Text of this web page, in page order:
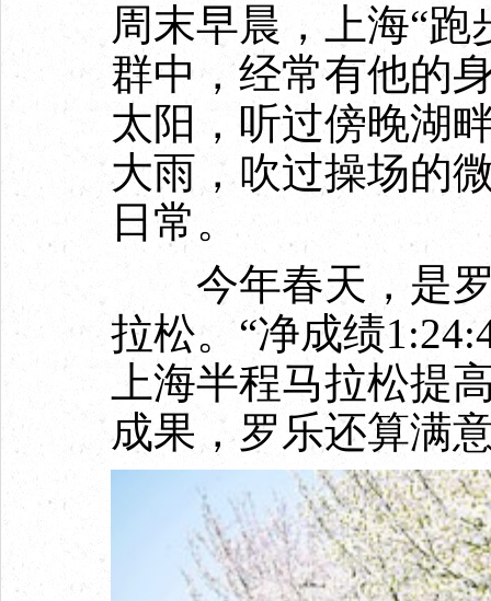
周末早晨，上海“
群中，经常有他的
太阳，听过傍晚湖
大雨，吹过操场的
日常。
今年春天，是罗
拉松。“净成绩
上海半程马拉松提
成果，罗乐还算满